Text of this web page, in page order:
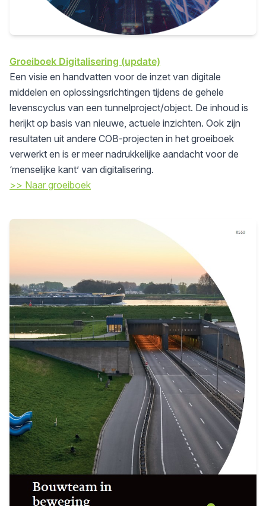
Groeiboek Digitalisering (update)
Een visie en handvatten voor de inzet van digitale
middelen en oplossingsrichtingen tijdens de gehele
levenscyclus van een tunnelproject/object. De inhoud is
herijkt op basis van nieuwe, actuele inzichten. Ook zijn
resultaten uit andere COB-projecten in het groeiboek
verwerkt en is er meer nadrukkelijke aandacht voor de
‘menselijke kant’ van digitalisering.
>> Naar groeiboek